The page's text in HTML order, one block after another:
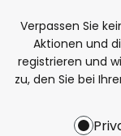
Verpassen Sie
Aktionen und
registrieren und
zu, den Sie bei